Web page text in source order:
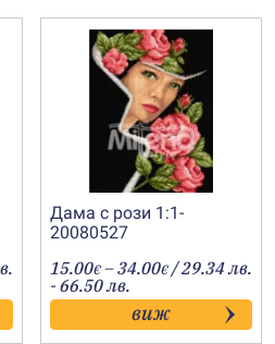
Дама с рози 1:1-
20080527
15.00€ –34.00€Price
range:
15.00€
through
34.00€
/ 29.34 лв.
- 66.50 лв.
виж